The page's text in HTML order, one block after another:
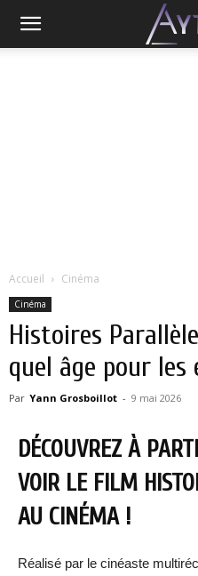
Accueil Cinéma
Cinéma
Histoires
quel âge pour
Par Yann Grosboillot - 9 mai 2026
DÉCOUVREZ À
VOIR LE FILM
AU CINÉMA !
Réalisé par le cinéaste